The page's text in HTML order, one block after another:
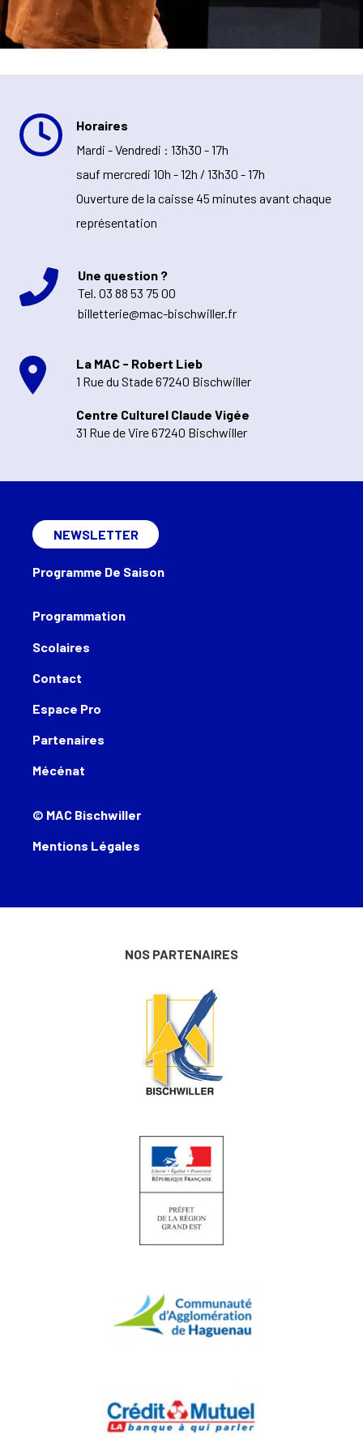
Horaires
Mardi - Vendredi : 13h30 - 17h
sauf mercredi 10h - 12h / 13h30 - 17h
Ouverture de la caisse 45 minutes avant chaque
représentation
Une question ?
Tel. 03 88 53 75 00
billetterie@mac-bischwiller.fr
La MAC - Robert Lieb
1 Rue du Stade 67240 Bischwiller
Centre Culturel Claude Vigée
31 Rue de Vire 67240 Bischwiller
Programmation
Scolaires
Contact
Espace Pro
Partenaires
Mécénat
NEWSLETTER
Programme De Saison
© MAC Bischwiller
Mentions Légales
NOS PARTENAIRES